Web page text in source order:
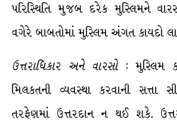
પરિસ્થિતિ મુજબ દરેક મુસ્લિમને
વગેરે બાબતોમાં મુસ્લિમ અંગત કાયદો
ઉત્તરાધિકાર અને વારસો: મુસ્લિમ
મિલકતની વ્યવસ્થા કરવાની સત્તા
તરફેણમાં ઉત્તરદાન ન થઈ શકે.